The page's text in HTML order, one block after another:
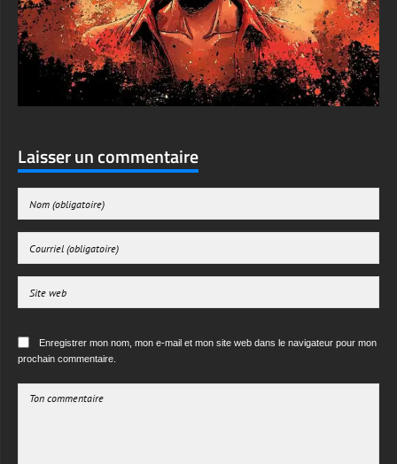
Laisser un commentaire
Enregistrer mon nom, mon e-mail et mon site web dans le navigateur pour mon
prochain commentaire.